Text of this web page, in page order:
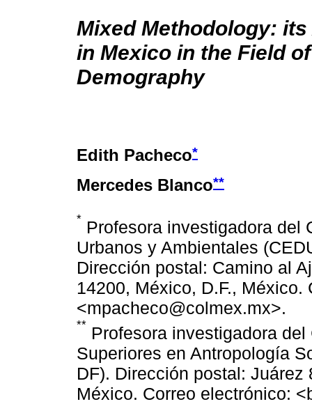
Mixed Methodology:
in Mexico in the Field of
Demography
Edith Pacheco*
Mercedes Blanco**
* Profesora investigadora del
Urbanos y Ambientales
Dirección postal: Camino al
14200, México, D.F., México.
<mpacheco@colmex.mx>.
** Profesora investigadora
Superiores en Antropología
DF). Dirección postal:
México. Correo electrónico: